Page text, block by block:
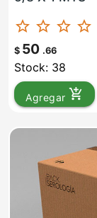
star_border star_border star_border star_border
$ 50 .66
Stock: 38
Agregar add_shopping_cart